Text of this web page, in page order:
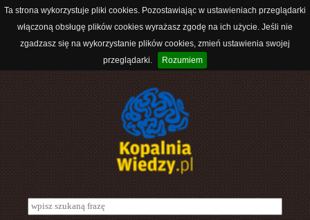
Ta strona wykorzystuje pliki cookies. Pozostawiając w ustawieniach przeglądarki
włączoną obsługę plików cookies wyrażasz zgodę na ich użycie. Jeśli nie
zgadzasz się na wykorzystanie plików cookies, zmień ustawienia swojej
przeglądarki.
Rozumiem